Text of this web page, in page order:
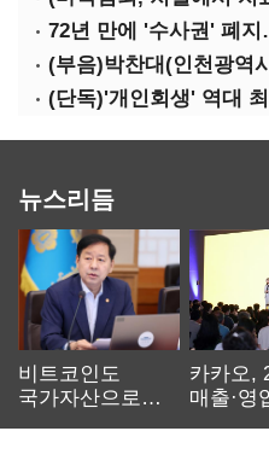
(부음)박찬대(인천광역
뉴스리듬
비트코인도
국가자산으로…'
카카오,
매출·영